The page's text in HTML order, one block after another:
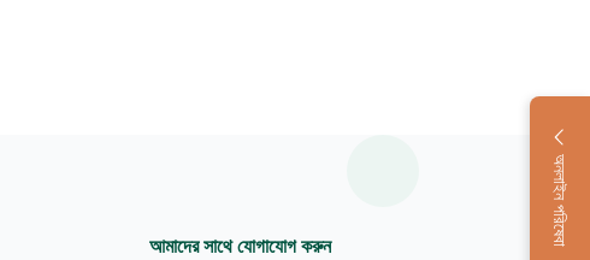
অনলাইন পরিষেবা
আমাদের সাথে যোগাযোগ করুন